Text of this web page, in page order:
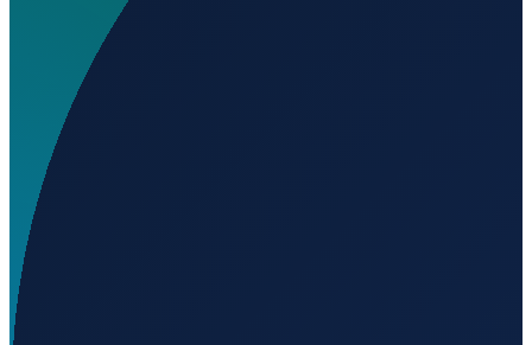
Auf welcher Höhe liegt El Rancho Airport?
Wird geladen...
42.33149
1259
Los Angeles